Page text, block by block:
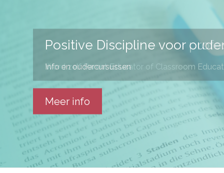
Positive Discipline voor
Word zelf Parent Educator of Classroom
Meer info